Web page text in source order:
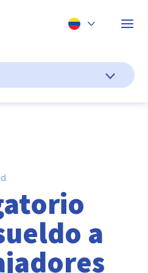
Perú
laboral
a